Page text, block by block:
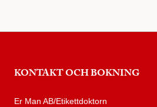
KONTAKT OCH BOKNING
Er Man AB/Etikettdoktorn